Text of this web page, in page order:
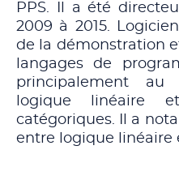
PPS. Il a été
2009 à 2015.
de la démonstration
langages de
principalement
logique linéaire
catégoriques. Il a
entre logique linéaire